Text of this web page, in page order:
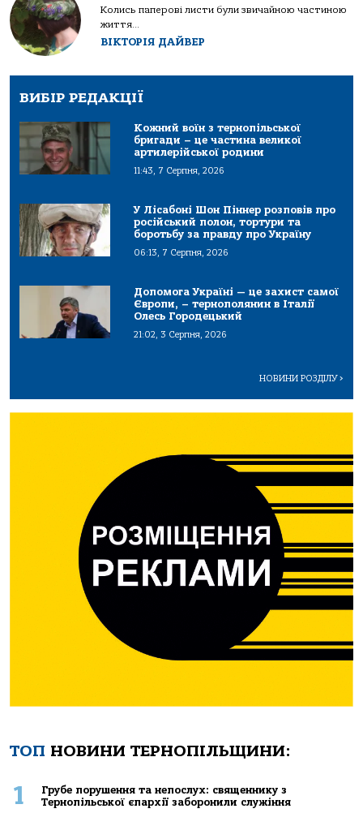
Колись паперові листи були звичайною частиною
життя...
ВІКТОРІЯ ДАЙВЕР
ВИБІР РЕДАКЦІЇ
Кожний воїн з тернопільської
бригади – це частина великої
артилерійської родини
11:43, 7 Серпня, 2026
У Лісабоні Шон Піннер розповів про
російський полон, тортури та
боротьбу за правду про Україну
06:13, 7 Серпня, 2026
Допомога Україні — це захист самої
Європи, – тернополянин в Італії
Олесь Городецький
21:02, 3 Серпня, 2026
НОВИНИ РОЗДІЛУ>
ТОП НОВИНИ ТЕРНОПІЛЬЩИНИ:
1
Грубе порушення та непослух: священнику з
Тернопільської єпархії заборонили служіння